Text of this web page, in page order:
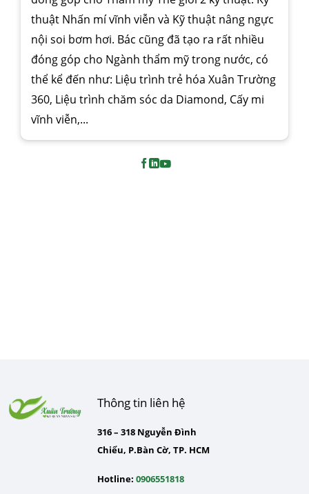
thuật Nhấn mí vĩnh viễn và Kỹ thuật nâng ngực
nội soi bơm hơi. Bác cũng đã tạo ra rất nhiều
đóng góp cho Ngành thẩm mỹ trong nước, có
thể kể đến như: Liệu trình trẻ hóa Xuân Trường
360, Liệu trình chăm sóc da Diamond, Cấy mi
vĩnh viễn,...
Thông tin liên hệ
316 – 318 Nguyễn Đình
Chiểu, P.Bàn Cờ, TP. HCM
Hotline: 0906551818